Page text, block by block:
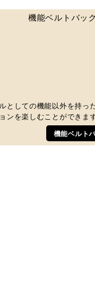
としての機能以外を持っ
を楽しむことができます
機能ベルトバッ
機能ベルト